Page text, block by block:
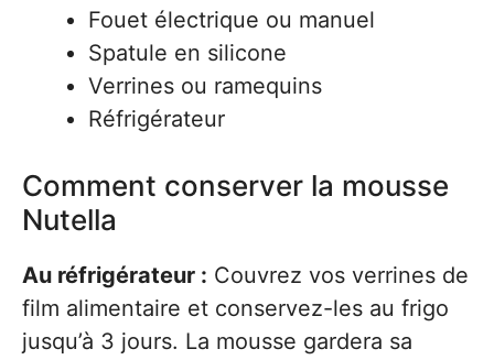
Fouet électrique ou manuel
Spatule en silicone
Verrines ou ramequins
Réfrigérateur
Comment conserver la mousse
Nutella
Au réfrigérateur : Couvrez vos verrines de
film alimentaire et conservez-les au frigo
jusqu’à 3 jours. La mousse gardera sa